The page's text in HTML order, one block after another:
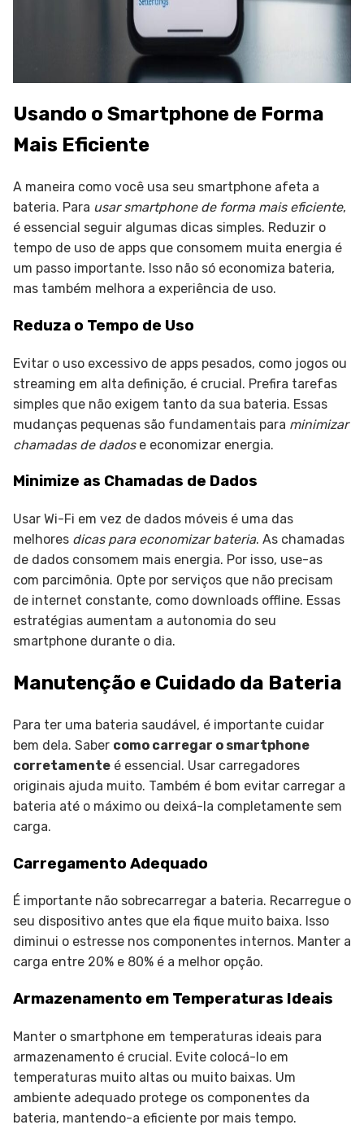
Usando o Smartphone de Forma
Mais Eficiente
A maneira como você usa seu smartphone afeta a
bateria. Para usar smartphone de forma mais eficiente,
é essencial seguir algumas dicas simples. Reduzir o
tempo de uso de apps que consomem muita energia é
um passo importante. Isso não só economiza bateria,
mas também melhora a experiência de uso.
Reduza o Tempo de Uso
Evitar o uso excessivo de apps pesados, como jogos ou
streaming em alta definição, é crucial. Prefira tarefas
simples que não exigem tanto da sua bateria. Essas
mudanças pequenas são fundamentais para minimizar
chamadas de dadose economizar energia.
Minimize as Chamadas de Dados
Usar Wi-Fi em vez de dados móveis é uma das
melhores dicas para economizar bateria. As chamadas
de dados consomem mais energia. Por isso, use-as
com parcimônia. Opte por serviços que não precisam
de internet constante, como downloads offline. Essas
estratégias aumentam a autonomia do seu
smartphone durante o dia.
Manutenção e Cuidado da Bateria
Para ter uma bateria saudável, é importante cuidar
bem dela. Saber como carregar o smartphone
corretamente é essencial. Usar carregadores
originais ajuda muito. Também é bom evitar carregar a
bateria até o máximo ou deixá-la completamente sem
carga.
Carregamento Adequado
É importante não sobrecarregar a bateria. Recarregue o
seu dispositivo antes que ela fique muito baixa. Isso
diminui o estresse nos componentes internos. Manter a
carga entre 20% e 80% é a melhor opção.
Armazenamento em Temperaturas Ideais
Manter o smartphone em temperaturas ideais para
armazenamento é crucial. Evite colocá-lo em
temperaturas muito altas ou muito baixas. Um
ambiente adequado protege os componentes da
bateria, mantendo-a eficiente por mais tempo.